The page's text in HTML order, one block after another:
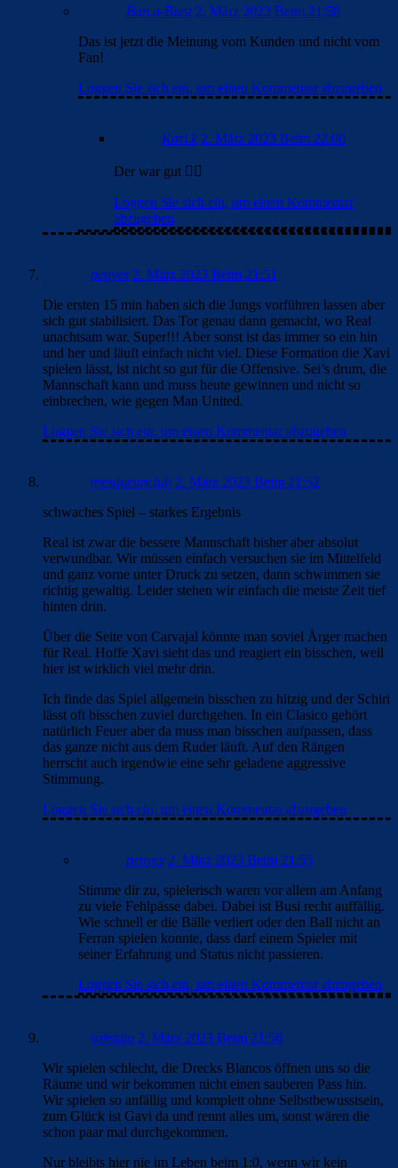
Barca-Biest 2. März 2023 Beim 21:58
Das ist jetzt die Meinung vom Kunden und nicht vom
Fan!
Loggen Sie sich ein, um einen Kommentar abzugeben
Karl.k 2. März 2023 Beim 22:00
Der war gut 👍🏽
Loggen Sie sich ein, um einen Kommentar
abzugeben
penyes 2. März 2023 Beim 21:51
Die ersten 15 min haben sich die Jungs vorführen lassen aber
sich gut stabilisiert. Das Tor genau dann gemacht, wo Real
unachtsam war. Super!!! Aber sonst ist das immer so ein hin
und her und läuft einfach nicht viel. Diese Formation die Xavi
spielen lässt, ist nicht so gut für die Offensive. Sei’s drum, die
Mannschaft kann und muss heute gewinnen und nicht so
einbrechen, wie gegen Man United.
Loggen Sie sich ein, um einen Kommentar abzugeben
mesqueunclub 2. März 2023 Beim 21:52
schwaches Spiel – starkes Ergebnis
Real ist zwar die bessere Mannschaft bisher aber absolut
verwundbar. Wir müssen einfach versuchen sie im Mittelfeld
und ganz vorne unter Druck zu setzen, dann schwimmen sie
richtig gewaltig. Leider stehen wir einfach die meiste Zeit tief
hinten drin.
Über die Seite von Carvajal könnte man soviel Ärger machen
für Real. Hoffe Xavi sieht das und reagiert ein bisschen, weil
hier ist wirklich viel mehr drin.
Ich finde das Spiel allgemein bisschen zu hitzig und der Schiri
lässt oft bisschen zuviel durchgehen. In ein Clasico gehört
natürlich Feuer aber da muss man bisschen aufpassen, dass
das ganze nicht aus dem Ruder läuft. Auf den Rängen
herrscht auch irgendwie eine sehr geladene aggressive
Stimmung.
Loggen Sie sich ein, um einen Kommentar abzugeben
penyes 2. März 2023 Beim 21:55
Stimme dir zu, spielerisch waren vor allem am Anfang
zu viele Fehlpässe dabei. Dabei ist Busi recht auffällig.
Wie schnell er die Bälle verliert oder den Ball nicht an
Ferran spielen konnte, dass darf einem Spieler mit
seiner Erfahrung und Status nicht passieren.
Loggen Sie sich ein, um einen Kommentar abzugeben
safettito 2. März 2023 Beim 21:56
Wir spielen schlecht, die Drecks Blancos öffnen uns so die
Räume und wir bekommen nicht einen sauberen Pass hin.
Wir spielen so anfällig und komplett ohne Selbstbewusstsein,
zum Glück ist Gavi da und rennt alles um, sonst wären die
schon paar mal durchgekommen.
Nur bleibts hier nie im Leben beim 1:0, wenn wir kein